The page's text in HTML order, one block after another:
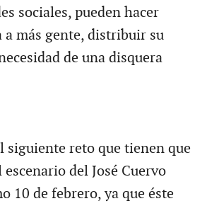
sociales, pueden hacer
a más gente, distribuir su
de una disquera
siguiente reto que tienen que
del José Cuervo
10 de febrero, ya que éste